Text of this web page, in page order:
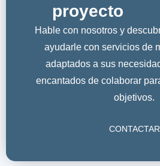
proyecto
Hable con nosotros y
ayudarle con servicios de
adaptados a sus
encantados de colaborar
objetivos.
CONTACTAR